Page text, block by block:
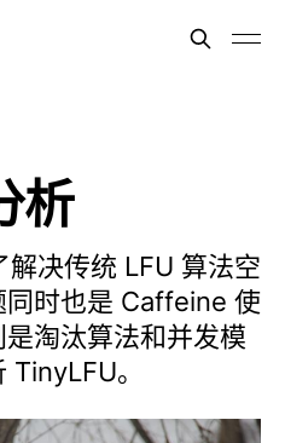
析
决传统 LFU 算法空
同时也是 Caffeine 使
淘汰算法和并发模
。